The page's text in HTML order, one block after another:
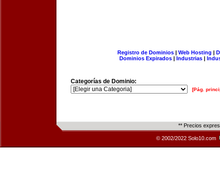
Registro de Dominios| Web Hosting |
Dominios Expirados | Industrias |
Categorías de Dominio:
[Pág.
** Precios
© 2002/2022 Solo10.com